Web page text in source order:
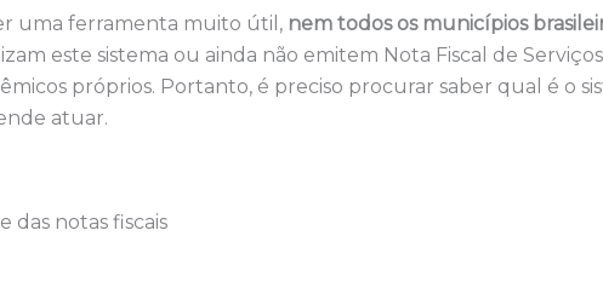
uma ferramenta muito útil, nem todos os municípios
este sistema ou ainda não emitem Nota Fiscal de
próprios. Portanto, é preciso procurar saber qual é o
atuar.
das notas fiscais